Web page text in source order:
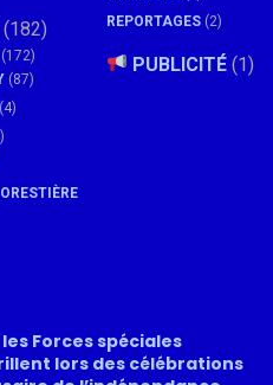
(182)
(172)
(87)
(4)
REPORTAGES (2)
PUBLICITÉ (1)
Forces spéciales
lors des célébrations